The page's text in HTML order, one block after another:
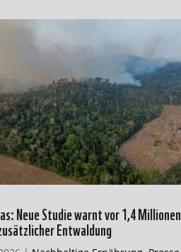
Neue Studie warnt vor 1,4 Millionen
Entwaldung